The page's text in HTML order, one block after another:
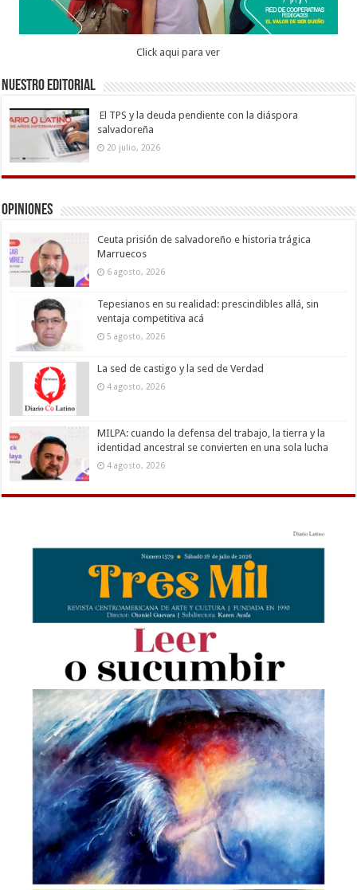
Click aqui para ver
Nuestro Editorial
El TPS y la deuda pendiente con la diáspora
salvadoreña
20 julio, 2026
Opiniones
Ceuta prisión de salvadoreño e historia trágica
Marruecos
6 agosto, 2026
Tepesianos en su realidad: prescindibles allá, sin
ventaja competitiva acá
5 agosto, 2026
La sed de castigo y la sed de Verdad
4 agosto, 2026
MILPA: cuando la defensa del trabajo, la tierra y la
identidad ancestral se convierten en una sola lucha
4 agosto, 2026